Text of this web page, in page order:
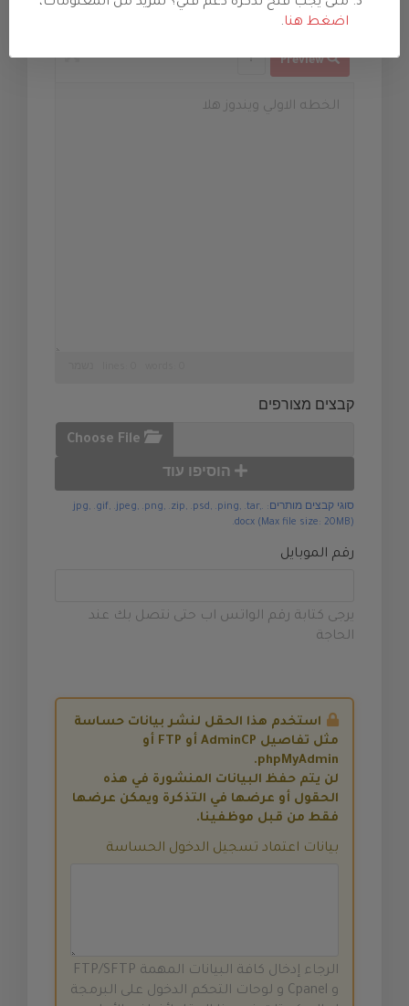
Preview
קבצים מצורפים
Choose File
הוסיפו עוד
סוגי קבצים מותרים: .jpg, .gif, .jpeg, .png, .zip, .psd, .ping, .tar,
.docx (Max file size: 20MB)
رقم الموبايل
يرجى كتابة رقم الواتس اب حتى نتصل بك عند
الحاجة
استخدم هذا الحقل لنشر بيانات حساسة
مثل تفاصيل AdminCP أو FTP أو
phpMyAdmin.
لن يتم حفظ البيانات المنشورة في هذه
الحقول أو عرضها في التذكرة ويمكن عرضها
فقط من قبل موظفينا.
بيانات اعتماد تسجيل الدخول الحساسة
الرجاء إدخال كافة البيانات المهمة FTP/SFTP
و Cpanel و لوحات التحكم الدخول على البرمجة
اضغط هنا.